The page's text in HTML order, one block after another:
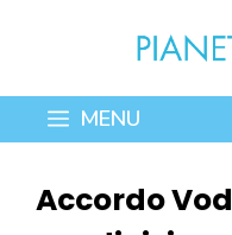
contenuto
MENU
Accordo